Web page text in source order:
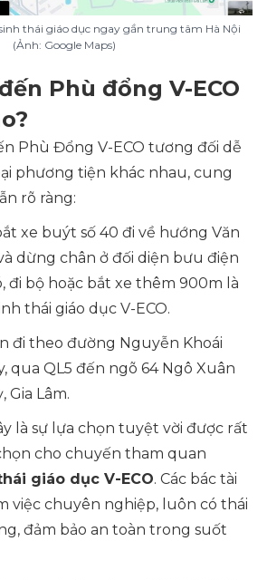
thái giáo dục ngay gần trung tâm Hà Nội
(Ảnh: Google Maps)
Phù đổng V-ECO
Phù Đổng V-ECO tương đối dễ
phương tiện khác nhau, cung
rõ ràng:
xe buýt số 40 đi về hướng Văn
dừng chân ở đối diện bưu điện
đi bộ hoặc bắt xe thêm 900m là
thái giáo dục V-ECO.
đi theo đường Nguyễn Khoái
qua QL5 đến ngõ 64 Ngô Xuân
Gia Lâm.
là sự lựa chọn tuyệt vời được rất
cho chuyến tham quan
giáo dục V-ECO. Các bác tài
việc chuyên nghiệp, luôn có thái
đảm bảo an toàn trong suốt